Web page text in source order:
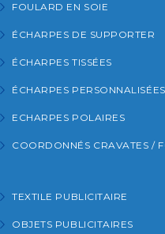
FOULARD EN SOIE
ÉCHARPES DE SUPPORTER
ÉCHARPES TISSÉES
ÉCHARPES PERSONNALISÉES
ECHARPES POLAIRES
COORDONNÉS CRAVATES /
TEXTILE PUBLICITAIRE
OBJETS PUBLICITAIRES